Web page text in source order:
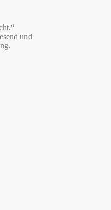
und